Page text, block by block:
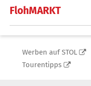
FlohMARKT
Werben auf STOL
Tourentipps